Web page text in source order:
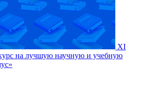
XI
на лучшую научную и учебную